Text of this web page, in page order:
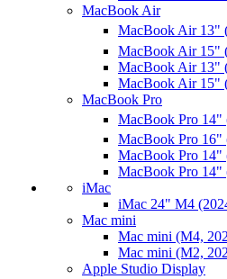
MacBook Air
MacBook Air 13"
MacBook Air 15"
MacBook Air 13"
MacBook Air 15"
MacBook Pro
MacBook Pro 14"
MacBook Pro 16"
MacBook Pro 14"
MacBook Pro 14"
iMac
iMac 24" M4
Mac mini
Mac mini (M4,
Mac mini (M2,
Apple Studio Display